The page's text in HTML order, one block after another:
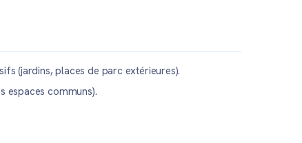
(jardins, places de parc extérieures).
espaces communs).